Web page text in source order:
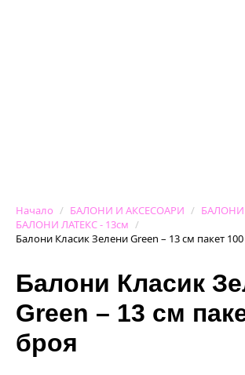
Начало БАЛОНИ И АКСЕСОАРИ
БАЛОНИ
БАЛОНИ ЛАТЕКС - 13см
Балони Класик Зелени Green – 13 см пакет
Балони Класик
Green – 13 см
броя